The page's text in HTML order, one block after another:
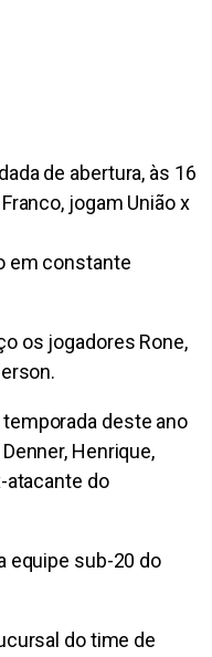
de abertura, às 16
jogam União x
em constante
os jogadores Rone,
deste ano
Henrique,
atacante do
equipe sub-20 do
do time de